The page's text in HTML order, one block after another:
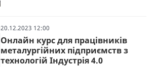
20.12.2023 12:00
Онлайн курс для працівників
металургійних підприємств з
технологій Індустрія 4.0